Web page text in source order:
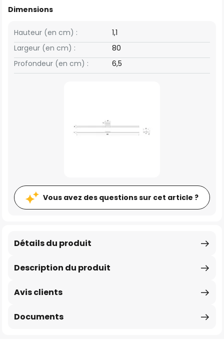
Dimensions
Largeur (en cm) : 80
Hauteur (en cm) : 1,1
Profondeur (en cm) : 6,5
Vous avez des questions sur cet article ?
Description du produit
Détails du produit
Avis clients
Documents